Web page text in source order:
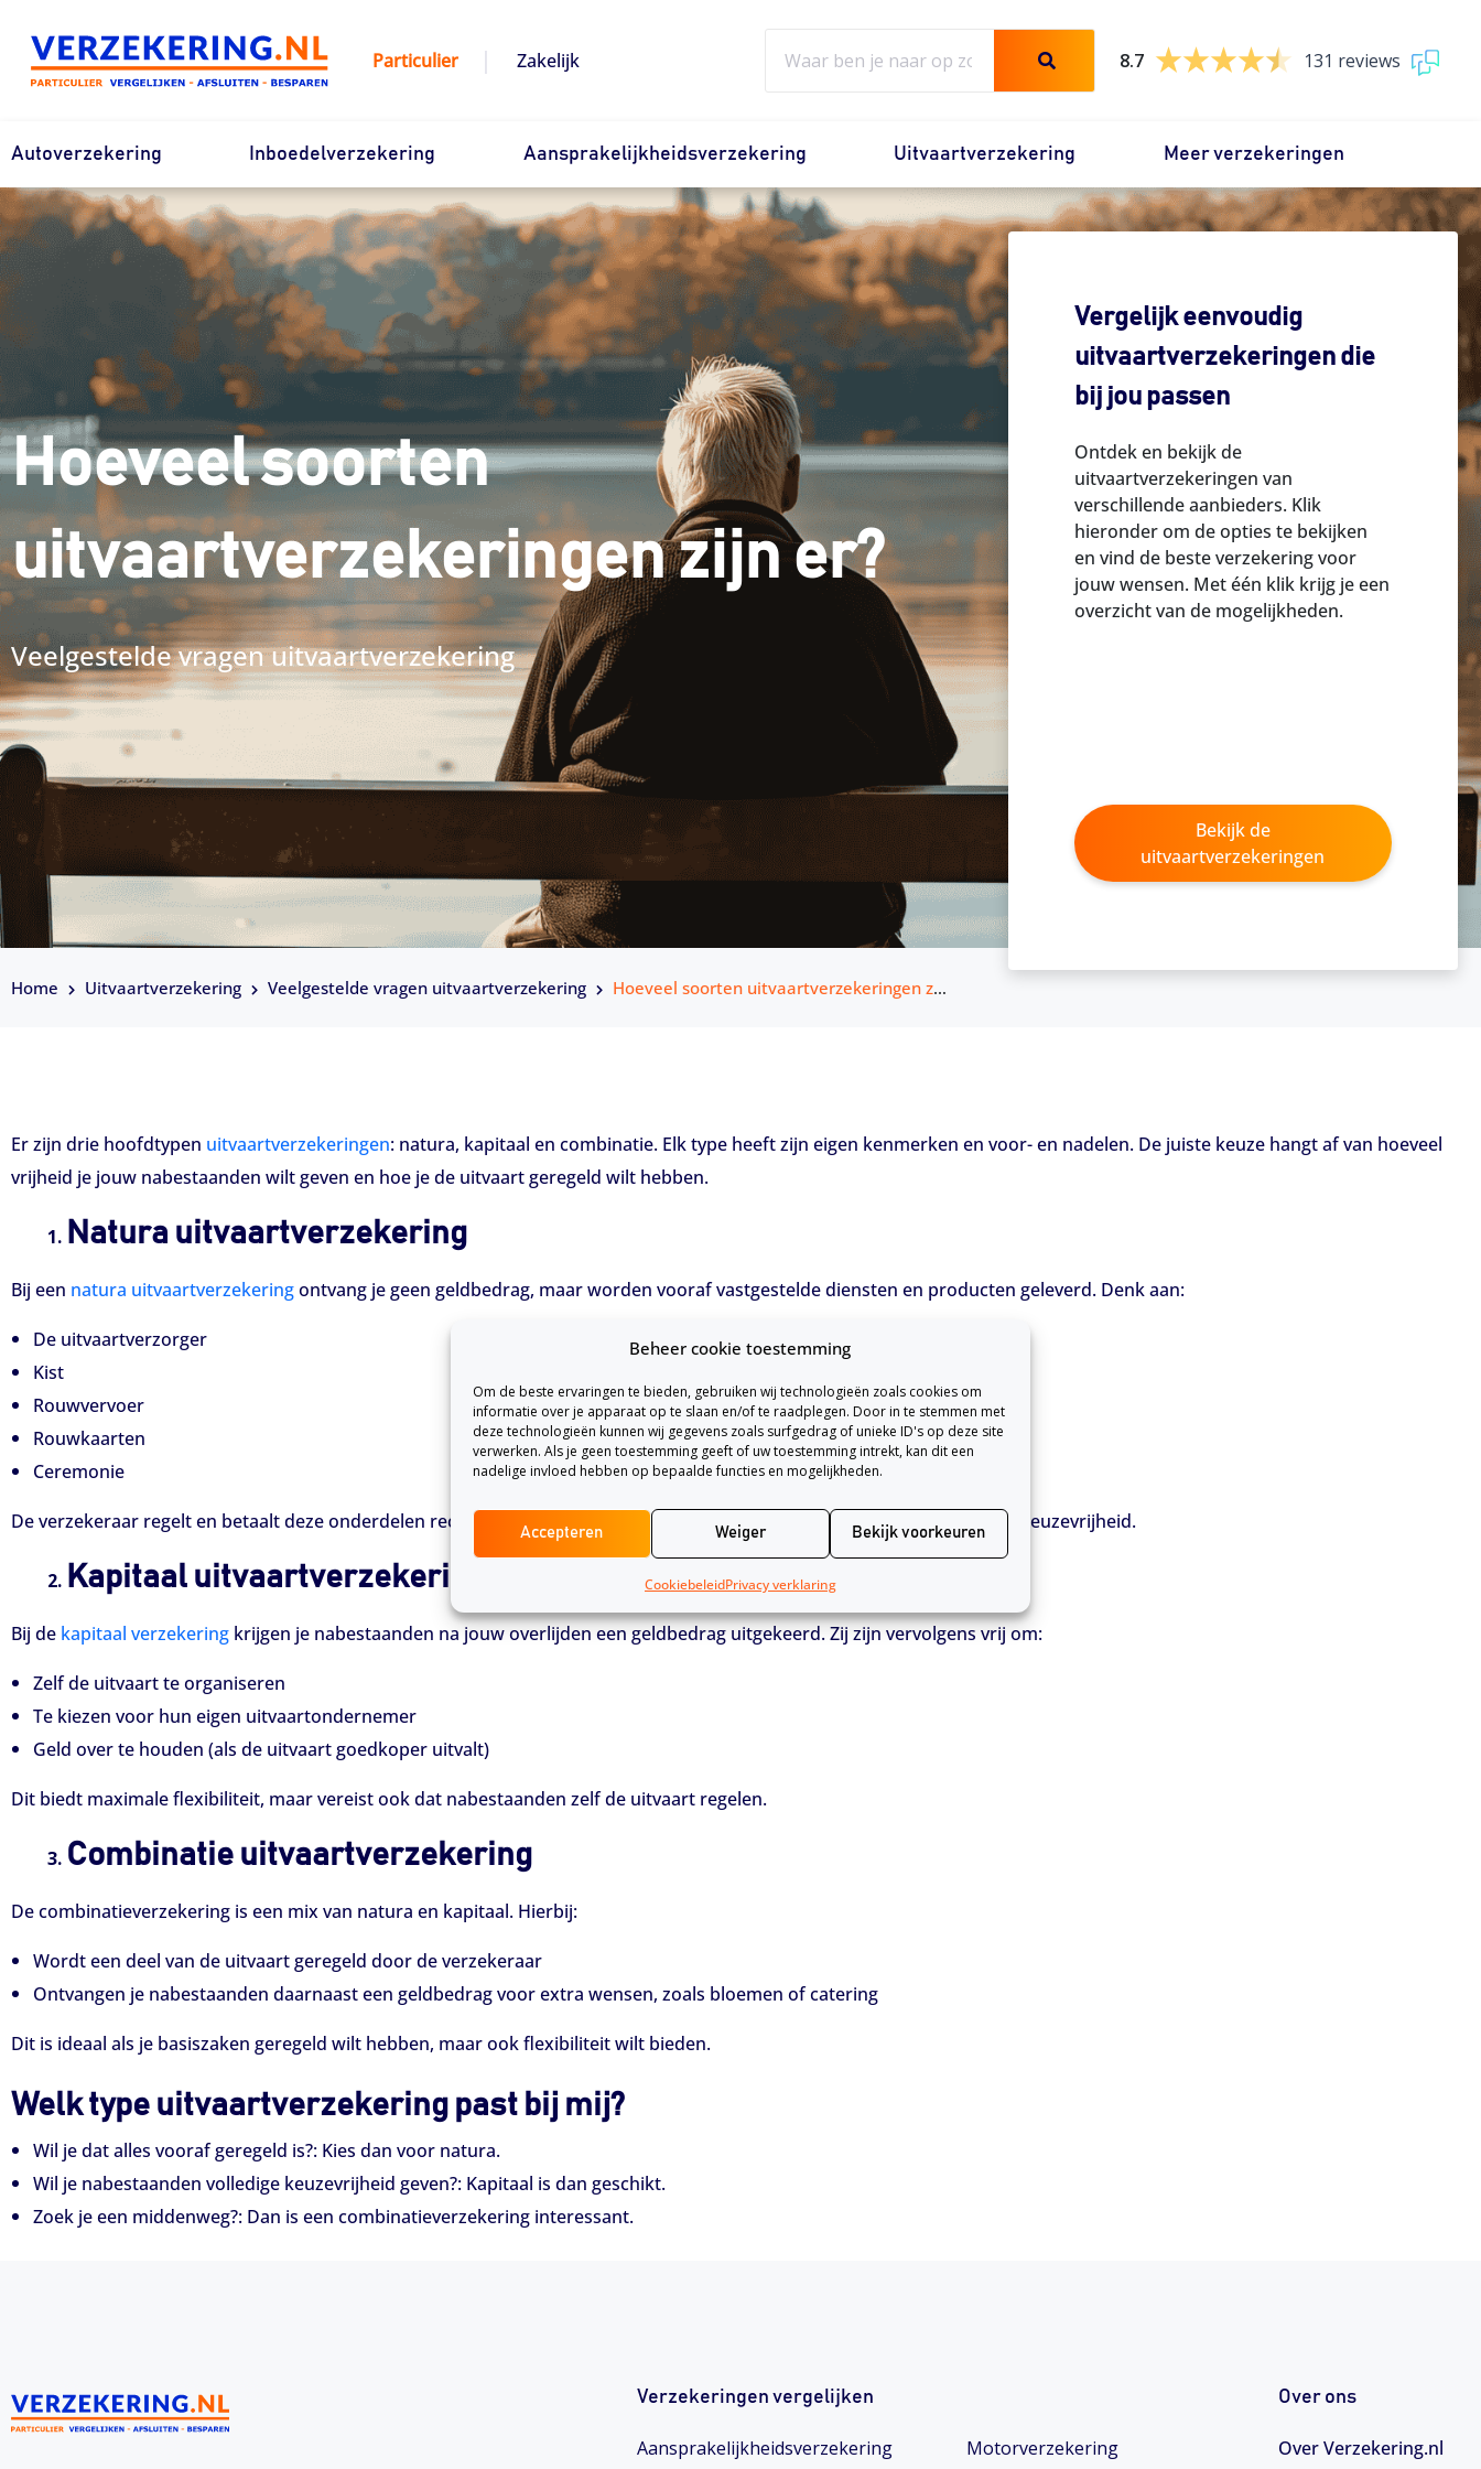
Beheer cookie toestemming
Om de beste ervaringen te bieden, gebruiken wij technologieën zoals cookies om
informatie over je apparaat op te slaan en/of te raadplegen. Door in te stemmen met
deze technologieën kunnen wij gegevens zoals surfgedrag of unieke ID's op deze site
verwerken. Als je geen toestemming geeft of uw toestemming intrekt, kan dit een
nadelige invloed hebben op bepaalde functies en mogelijkheden.
Accepteren Weiger Bekijk voorkeuren
CookiebeleidPrivacy verklaring
naar
inhoud
Particulier | Zakelijk
8.7
131 reviews
Autoverzekering Inboedelverzekering Aansprakelijkheidsverzekering Uitvaartverzekering Meer verzekeringen
Hoeveel soorten
uitvaartverzekeringen zijn er?
Veelgestelde vragen uitvaartverzekering
Vergelijk eenvoudig
uitvaartverzekeringen die
bij jou passen
Ontdek en bekijk de
uitvaartverzekeringen van
verschillende aanbieders. Klik
hieronder om de opties te bekijken
en vind de beste verzekering voor
jouw wensen. Met één klik krijg je een
overzicht van de mogelijkheden.
Bekijk de
uitvaartverzekeringen
Home Uitvaartverzekering Veelgestelde vragen uitvaartverzekering Hoeveel soorten uitvaartverzekeringen zijn er?
Er zijn drie hoofdtypen uitvaartverzekeringen: natura, kapitaal en combinatie. Elk type heeft zijn eigen kenmerken en voor- en nadelen. De juiste keuze hangt af van hoeveel
vrijheid je jouw nabestaanden wilt geven en hoe je de uitvaart geregeld wilt hebben.
Natura uitvaartverzekering
Bij een natura uitvaartverzekeringontvang je geen geldbedrag, maar worden vooraf vastgestelde diensten en producten geleverd. Denk aan:
De uitvaartverzorger
Kist
Rouwvervoer
Rouwkaarten
Ceremonie
De verzekeraar regelt en betaalt deze onderdelen rechtstreeks. Dit geeft nabestaanden weinig zorgen, maar ook minder keuzevrijheid.
Kapitaal uitvaartverzekering
Bij de kapitaal verzekering krijgen je nabestaanden na jouw overlijden een geldbedrag uitgekeerd. Zij zijn vervolgens vrij om:
Zelf de uitvaart te organiseren
Te kiezen voor hun eigen uitvaartondernemer
Geld over te houden (als de uitvaart goedkoper uitvalt)
Dit biedt maximale flexibiliteit, maar vereist ook dat nabestaanden zelf de uitvaart regelen.
Combinatie uitvaartverzekering
De combinatieverzekering is een mix van natura en kapitaal. Hierbij:
Wordt een deel van de uitvaart geregeld door de verzekeraar
Ontvangen je nabestaanden daarnaast een geldbedrag voor extra wensen, zoals bloemen of catering
Dit is ideaal als je basiszaken geregeld wilt hebben, maar ook flexibiliteit wilt bieden.
Welk type uitvaartverzekering past bij mij?
Wil je dat alles vooraf geregeld is?: Kies dan voor natura.
Wil je nabestaanden volledige keuzevrijheid geven?: Kapitaal is dan geschikt.
Zoek je een middenweg?: Dan is een combinatieverzekering interessant.
Verzekeringen vergelijken
Aansprakelijkheidsverzekering Motorverzekering
Over ons
Over Verzekering.nl